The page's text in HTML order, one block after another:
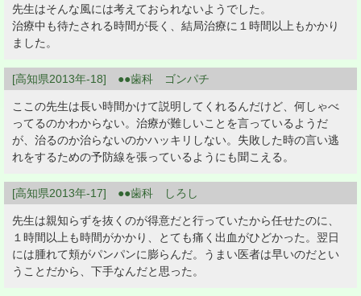
先生はそんな風には考えておられないようでした。
治療中も待たされる時間が長く、結局治療に１時間以上もかかり
ました。
[高知県2013年-18] ●●歯科 ゴンパチ
ここの先生は長い時間かけて説明してくれるんだけど、何しゃべ
ってるのかわからない。治療が難しいことを言っているようだ
が、治るのか治らないのかハッキリしない。失敗した時の言い逃
れをするための予防線を張っているようにも聞こえる。
[高知県2013年-17] ●●歯科 しろし
先生は親知らずを抜くのが得意だと行っていたから任せたのに、
１時間以上も時間がかかり、とても痛く出血がひどかった。翌日
には腫れて頬がパンパンに膨らんだ。うまい医者は早いのだとい
うことだから、下手なんだと思った。